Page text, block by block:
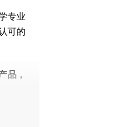
专业
可的
品，